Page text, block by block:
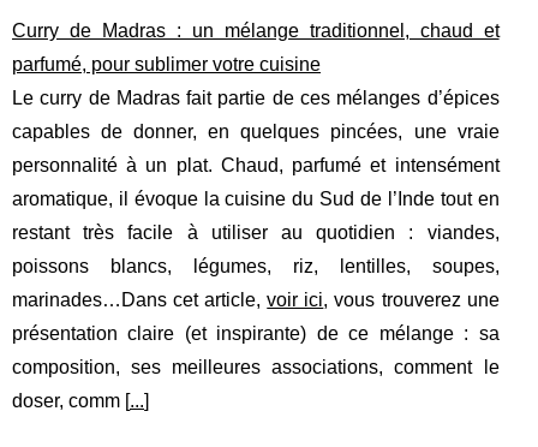
Curry de Madras : un mélange traditionnel, chaud et
parfumé, pour sublimer votre cuisine
Le curry de Madras fait partie de ces mélanges d’épices
capables de donner, en quelques pincées, une vraie
personnalité à un plat. Chaud, parfumé et intensément
aromatique, il évoque la cuisine du Sud de l’Inde tout en
restant très facile à utiliser au quotidien : viandes,
poissons blancs, légumes, riz, lentilles, soupes,
marinades…Dans cet article,voir ici, vous trouverez une
présentation claire (et inspirante) de ce mélange : sa
composition, ses meilleures associations, comment le
doser, comm [...]